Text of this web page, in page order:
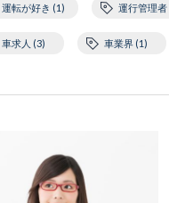
運転が好き (1) 運行管理者
車求人 (3) 車業界 (1)